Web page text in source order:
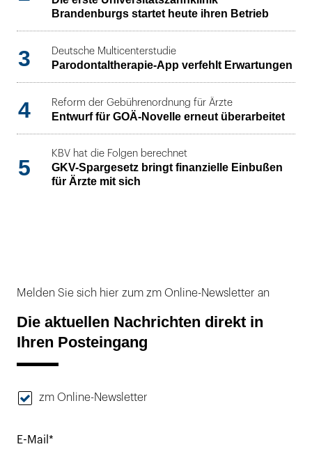
Brandenburgs startet heute ihren Betrieb
3 Deutsche Multicenterstudie
Parodontaltherapie-App verfehlt Erwartungen
4 Reform der Gebührenordnung für Ärzte
Entwurf für GOÄ-Novelle erneut überarbeitet
5
KBV hat die Folgen berechnet
GKV-Spargesetz bringt finanzielle Einbußen
für Ärzte mit sich
Melden Sie sich hier zum zm Online-Newsletter an
Die aktuellen Nachrichten direkt in
Ihren Posteingang
zm Online-Newsletter
E-Mail*